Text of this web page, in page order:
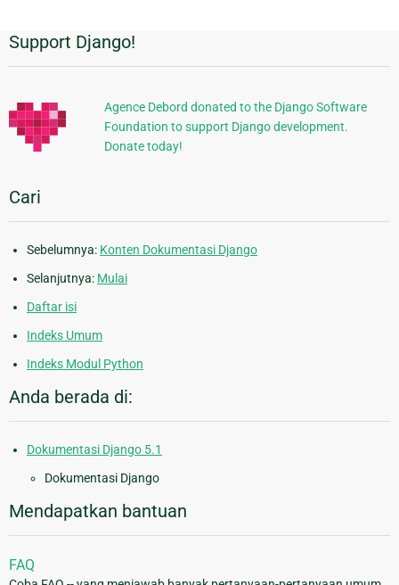
Informasi
Tambahan
Support Django!
Agence Debord donated to the Django Software
Foundation to support Django development.
Donate today!
Cari
Sebelumnya: Konten Dokumentasi Django
Selanjutnya: Mulai
Daftar isi
Indeks Umum
Indeks Modul Python
Anda berada di:
Dokumentasi Django 5.1
Dokumentasi Django
Mendapatkan bantuan
FAQ